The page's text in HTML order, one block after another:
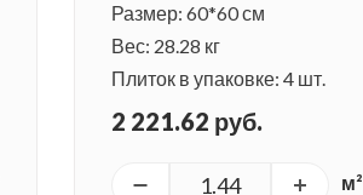
Размер: 60*60 см
Вес: 28.28 кг
Плиток в упаковке: 4 шт.
2 221.62 руб.
м²